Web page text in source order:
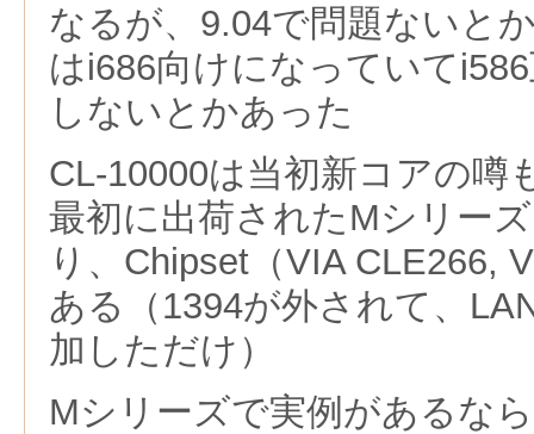
なるが、9.04で問題ないと
はi686向けになっていて
しないとかあった
CL-10000は当初新コアの噂
最初に出荷されたMシリー
り、Chipset（VIA CLE266,
ある（1394が外されて、
加しただけ）
Mシリーズで実例があるな